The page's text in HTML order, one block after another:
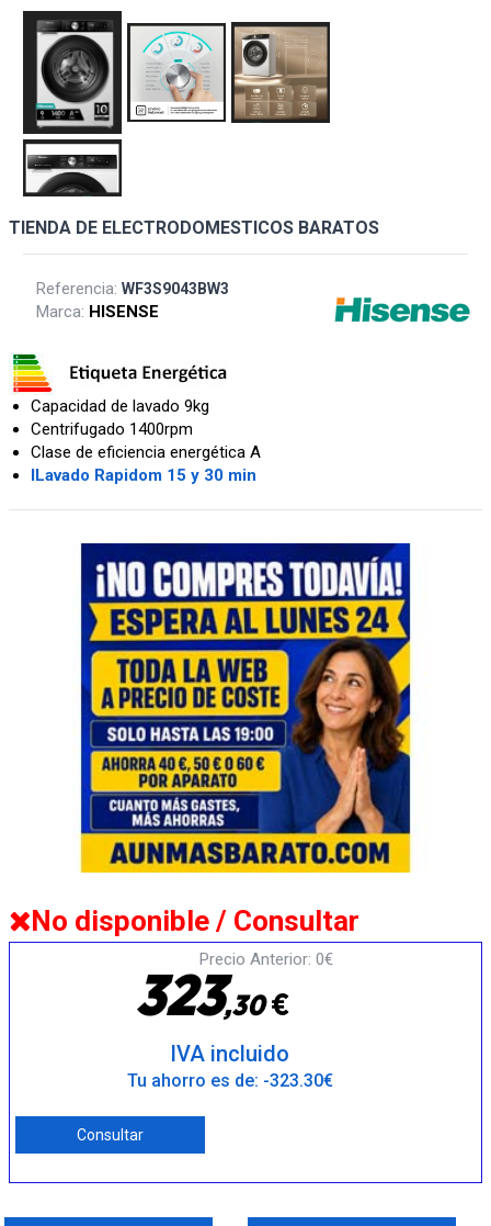
TIENDA DE ELECTRODOMESTICOS BARATOS
Referencia:WF3S9043BW3
Marca: HISENSE
Capacidad de lavado 9kg
Centrifugado 1400rpm
Clase de eficiencia energética A
lLavado Rapidom 15 y 30 min
No disponible / Consultar
Precio Anterior: 0€
323,30€
IVA incluido
Tu ahorro es de: -323.30€
Consultar